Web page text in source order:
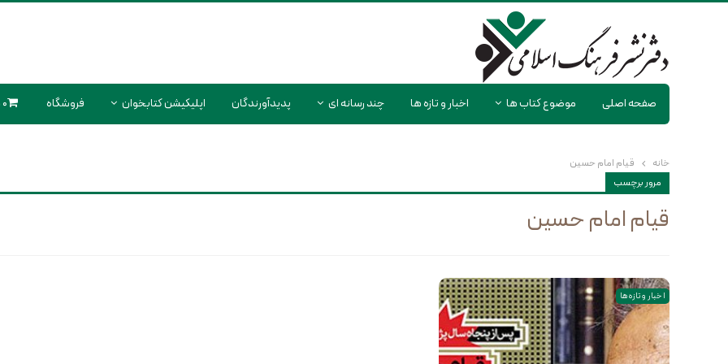
صفحه اصلی موضوع کتاب ها اخبار و تازه ها چند رسانه ای پدیدآورندگان اپلیکیشن کتابخوان فروشگاه 0 محصول
خانه
قیام امام حسین
مرور برچسب
قیام امام حسین
اخبار و تازه ها